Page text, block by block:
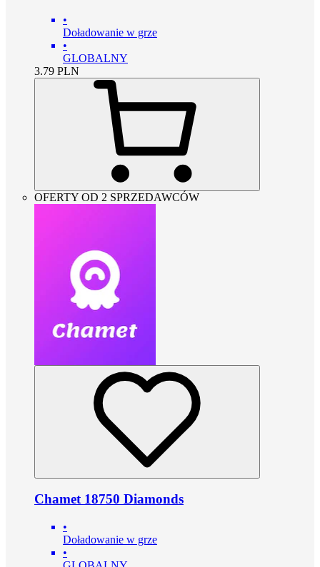
•
Doładowanie w grze
•
GLOBALNY
3.79 PLN
OFERTY OD 2 SPRZEDAWCÓW
Chamet 18750 Diamonds
•
Doładowanie w grze
•